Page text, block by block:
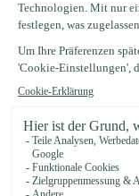
Auf Lager
Buckle
EM
Stücke)